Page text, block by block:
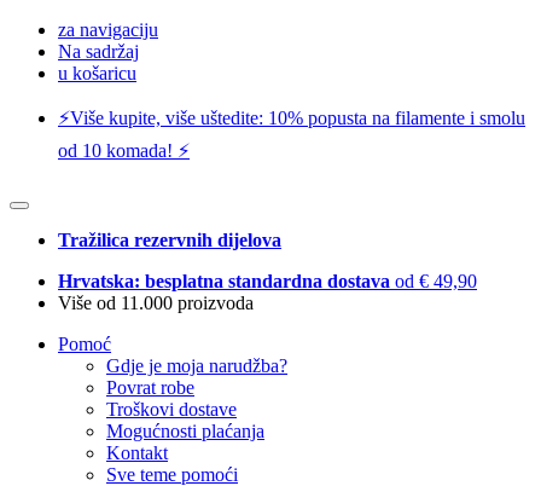
za navigaciju
Na sadržaj
u košaricu
⚡️Više kupite, više uštedite: 10% popusta na filamente i smolu
od 10 komada! ⚡️
Tražilica rezervnih dijelova
Hrvatska: besplatna standardna dostava od € 49,90
Više od 11.000 proizvoda
Pomoć
Gdje je moja narudžba?
Povrat robe
Troškovi dostave
Mogućnosti plaćanja
Kontakt
Sve teme pomoći